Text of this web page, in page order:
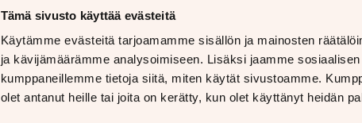
Tämä sivusto käyttää evästeitä
Käytämme evästeitä tarjoamamme sisällön ja mainosten
ja kävijämäärämme analysoimiseen. Lisäksi jaamme
kumppaneillemme tietoja siitä, miten käytät sivustoamme.
olet antanut heille tai joita on kerätty, kun olet käyttänyt heidän